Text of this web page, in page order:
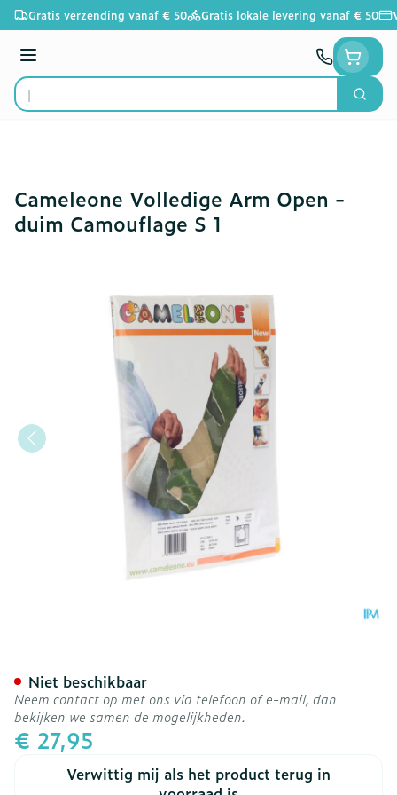
Ga naar de inhoud
Gratis verzending vanaf € 50 Gratis lokale levering vanaf € 50
Menu
Product, merk, categorie...
Zoek
Cameleone Volledige Arm Open -
duim Camouflage S 1
€ 27,95
Verwittig mij als het product terug in
Niet beschikbaar
Neem contact op met ons via telefoon of e-mail, dan
bekijken we samen de mogelijkheden.